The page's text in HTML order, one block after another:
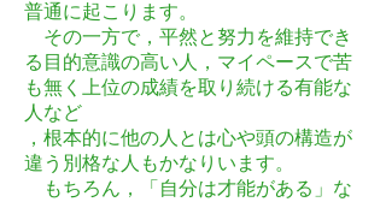
普通に起こります。
その一方で，平然と努力を維持でき
る目的意識の高い人，マイペースで苦
も無く上位の成績を取り続ける有能な
人など
，根本的に他の人とは心や頭の構造が
違う別格な人もかなりいます。
もちろん，「自分は才能がある」な